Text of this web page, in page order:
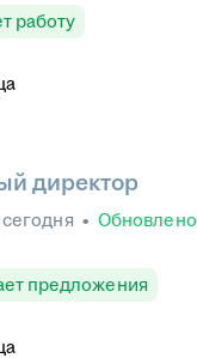
работу
директор
сегодня • Обновлено
предложения